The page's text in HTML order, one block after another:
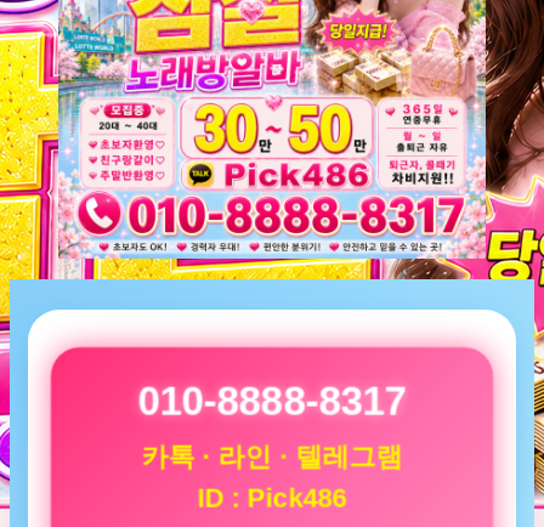
010-8888-8317
카톡 · 라인 · 텔레그램
ID : Pick486